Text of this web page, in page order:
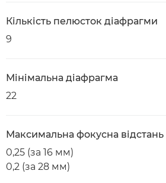
Кількість пелюсток діафрагми
9
Мінімальна діафрагма
22
Максимальна фокусна відстань
0,25 (за 16 мм)
0,2 (за 28 мм)